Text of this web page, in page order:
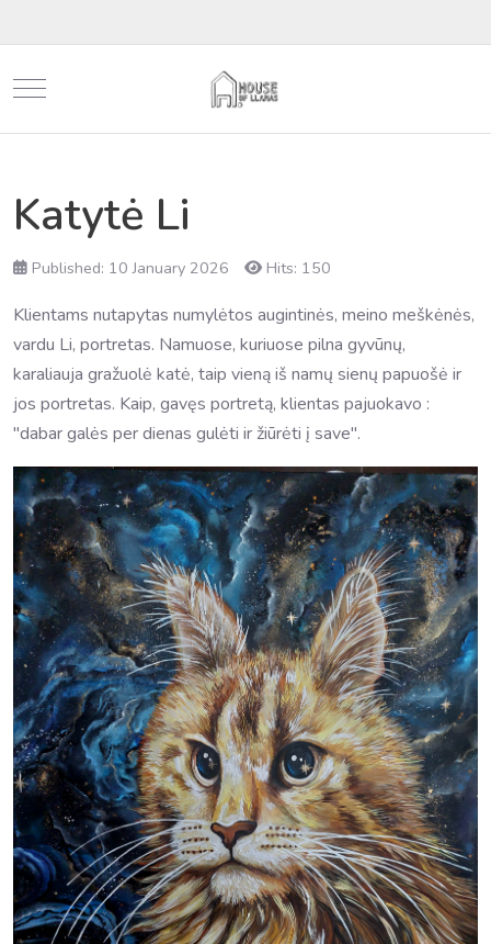
Mobile Menu Toggle
Katytė Li
Published: 10 January 2026 Hits: 150
Klientams nutapytas numylėtos augintinės, meino meškėnės,
vardu Li, portretas. Namuose, kuriuose pilna gyvūnų,
karaliauja gražuolė katė, taip vieną iš namų sienų papuošė ir
jos portretas. Kaip, gavęs portretą, klientas pajuokavo :
"dabar galės per dienas gulėti ir žiūrėti į save".